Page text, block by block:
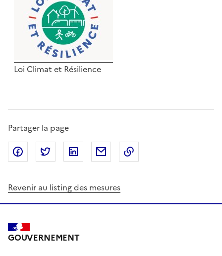
Loi Climat et Résilience
Partager la page
Partager sur Facebook
Partager sur Twitter
Partager sur LinkedIn
Partager par email
Revenir au listing des mesures
GOUVERNEMENT